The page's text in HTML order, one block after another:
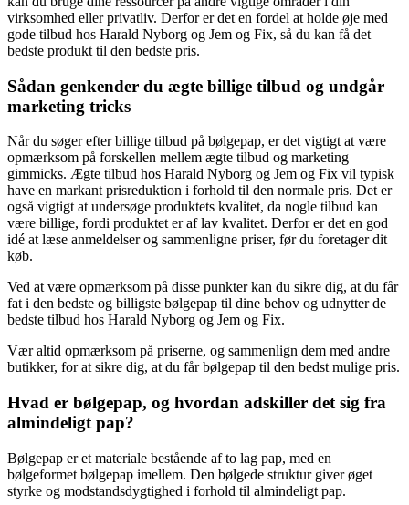
virksomhed eller privatliv. Derfor er det en fordel at holde øje med
gode tilbud hos Harald Nyborg og Jem og Fix, så du kan få det
bedste produkt til den bedste pris.
Sådan genkender du ægte billige tilbud og undgår
marketing tricks
Når du søger efter billige tilbud på bølgepap, er det vigtigt at være
opmærksom på forskellen mellem ægte tilbud og marketing
gimmicks. Ægte tilbud hos Harald Nyborg og Jem og Fix vil typisk
have en markant prisreduktion i forhold til den normale pris. Det er
også vigtigt at undersøge produktets kvalitet, da nogle tilbud kan
være billige, fordi produktet er af lav kvalitet. Derfor er det en god
idé at læse anmeldelser og sammenligne priser, før du foretager dit
køb.
Ved at være opmærksom på disse punkter kan du sikre dig, at du får
fat i den bedste og billigste bølgepap til dine behov og udnytter de
bedste tilbud hos Harald Nyborg og Jem og Fix.
Vær altid opmærksom på priserne, og sammenlign dem med andre
butikker, for at sikre dig, at du får bølgepap til den bedst mulige pris.
Hvad er bølgepap, og hvordan adskiller det sig fra
almindeligt pap?
Bølgepap er et materiale bestående af to lag pap, med en
bølgeformet bølgepap imellem. Den bølgede struktur giver øget
styrke og modstandsdygtighed i forhold til almindeligt pap.